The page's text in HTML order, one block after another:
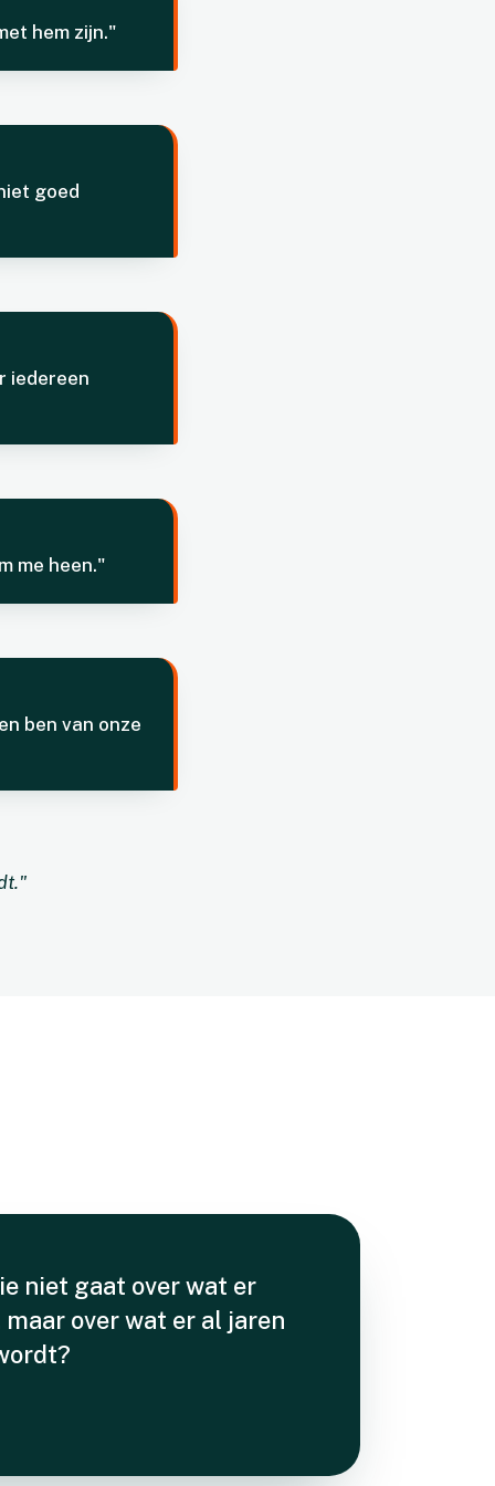
hem zijn."
goed
iedereen
me heen."
ben van onze
niet gaat over wat er
over wat er al jaren